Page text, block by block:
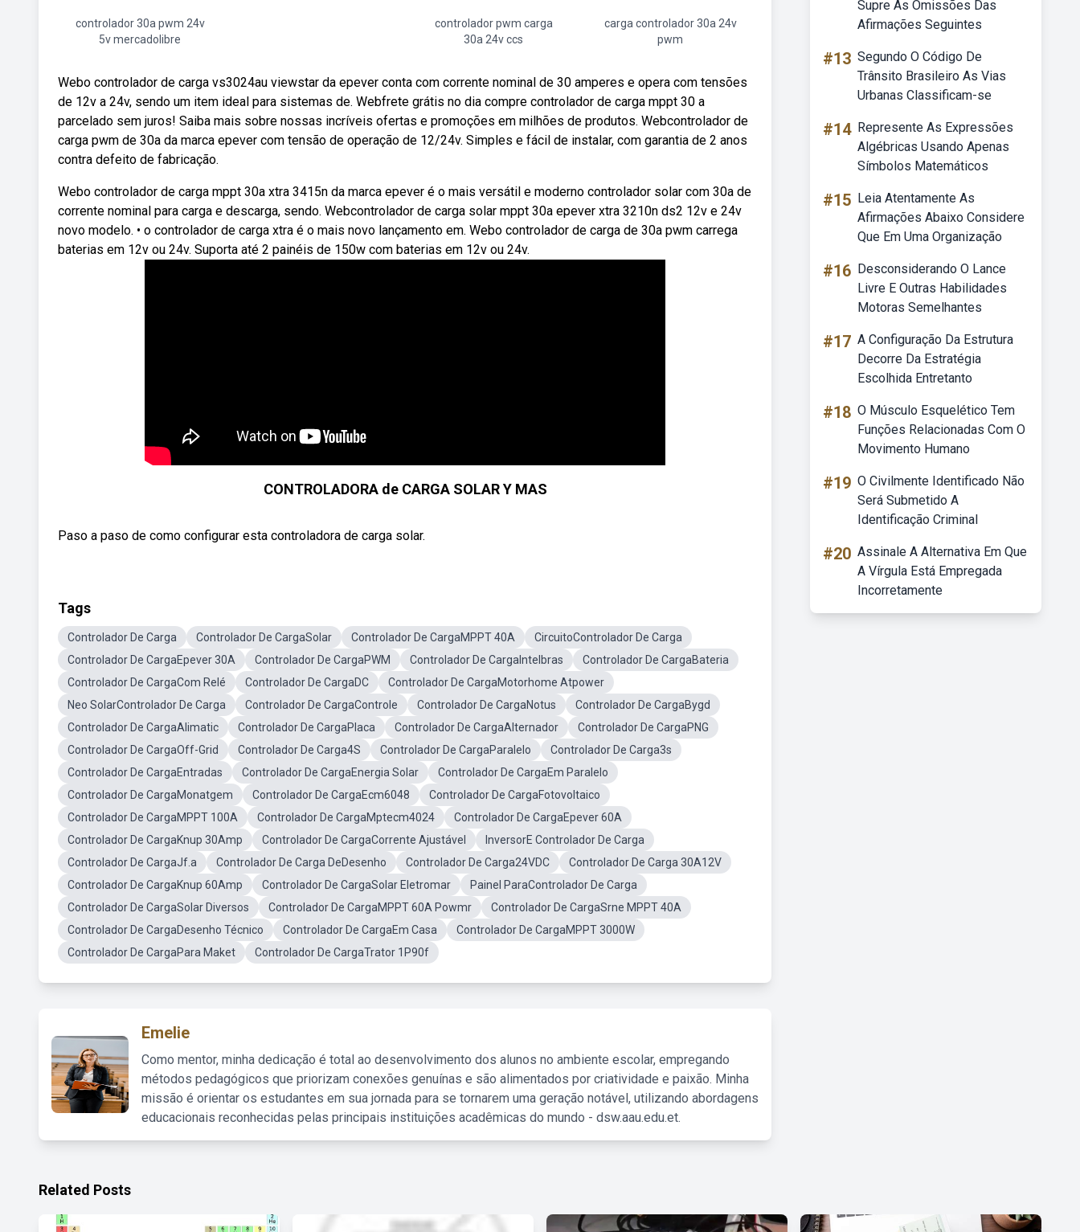
controlador 30a pwm 24v
5v mercadolibre
controlador pwm carga
30a 24v ccs
carga controlador 30a 24v
pwm
Webo controlador de carga vs3024au viewstar da epever conta com corrente nominal de 30 amperes e opera com tensões
de 12v a 24v, sendo um item ideal para sistemas de. Webfrete grátis no dia compre controlador de carga mppt 30 a
parcelado sem juros! Saiba mais sobre nossas incríveis ofertas e promoções em milhões de produtos. Webcontrolador de
carga pwm de 30a da marca epever com tensão de operação de 12/24v. Simples e fácil de instalar, com garantia de 2 anos
contra defeito de fabricação.
Webo controlador de carga mppt 30a xtra 3415n da marca epever é o mais versátil e moderno controlador solar com 30a de
corrente nominal para carga e descarga, sendo. Webcontrolador de carga solar mppt 30a epever xtra 3210n ds2 12v e 24v
novo modelo. • o controlador de carga xtra é o mais novo lançamento em. Webo controlador de carga de 30a pwm carrega
baterias em 12v ou 24v. Suporta até 2 painéis de 150w com baterias em 12v ou 24v.
CONTROLADORA de CARGA SOLAR Y MAS
Paso a paso de como configurar esta controladora de carga solar.
Tags
Controlador De Carga Controlador De CargaSolar Controlador De CargaMPPT 40A
CircuitoControlador De Carga
Controlador De CargaEpever 30A
Controlador De CargaPWM Controlador De CargaIntelbras
Controlador De CargaBateria
Controlador De CargaCom Relé
Controlador De CargaDC
Controlador De CargaMotorhome Atpower
Neo SolarControlador De Carga
Controlador De CargaControle Controlador De CargaNotus
Controlador De CargaBygd
Controlador De CargaAlimatic
Controlador De CargaPlaca Controlador De CargaAlternador
Controlador De CargaPNG
Controlador De CargaOff-Grid
Controlador De Carga4S Controlador De CargaParalelo
Controlador De Carga3s
Controlador De CargaEntradas
Controlador De CargaEnergia Solar
Controlador De CargaEm Paralelo
Controlador De CargaMonatgem
Controlador De CargaEcm6048
Controlador De CargaFotovoltaico
Controlador De CargaMPPT 100A
Controlador De CargaMptecm4024
Controlador De CargaEpever 60A
Controlador De CargaKnup 30Amp
Controlador De CargaCorrente Ajustável
InversorE Controlador De Carga
Controlador De CargaJf.a
Controlador De Carga DeDesenho Controlador De Carga24VDC
Controlador De Carga 30A12V
Controlador De CargaKnup 60Amp
Controlador De CargaSolar Eletromar
Painel ParaControlador De Carga
Controlador De CargaSolar Diversos
Controlador De CargaMPPT 60A Powmr
Controlador De CargaSrne MPPT 40A
Controlador De CargaDesenho Técnico
Controlador De CargaEm Casa
Controlador De CargaMPPT 3000W
Controlador De CargaPara Maket
Controlador De CargaTrator 1P90f
Emelie
Como mentor, minha dedicação é total ao desenvolvimento dos alunos no ambiente escolar, empregando
métodos pedagógicos que priorizam conexões genuínas e são alimentados por criatividade e paixão. Minha
missão é orientar os estudantes em sua jornada para se tornarem uma geração notável, utilizando abordagens
educacionais reconhecidas pelas principais instituições acadêmicas do mundo - dsw.aau.edu.et.
Supre As Omissões Das
Afirmações Seguintes
#13 Segundo O Código De
Trânsito Brasileiro As Vias
Urbanas Classificam-se
#14 Represente As Expressões
Algébricas Usando Apenas
Símbolos Matemáticos
#15 Leia Atentamente As
Afirmações Abaixo Considere
Que Em Uma Organização
#16 Desconsiderando O Lance
Livre E Outras Habilidades
Motoras Semelhantes
#17 A Configuração Da Estrutura
Decorre Da Estratégia
Escolhida Entretanto
#18 O Músculo Esquelético Tem
Funções Relacionadas Com O
Movimento Humano
#19 O Civilmente Identificado Não
Será Submetido A
Identificação Criminal
#20 Assinale A Alternativa Em Que
A Vírgula Está Empregada
Incorretamente
Related Posts